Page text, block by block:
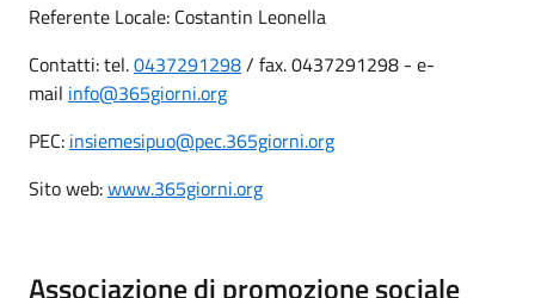
Referente Locale: Costantin Leonella
Contatti: tel.0437291298/ fax. 0437291298 - e-
mail info@365giorni.org
PEC: insiemesipuo@pec.365giorni.org
Sito web:www.365giorni.org
Associazione di promozione sociale